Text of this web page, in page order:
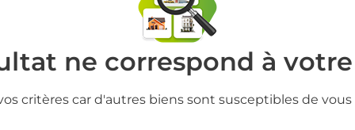
ne correspond à
critères car d'autres biens sont susceptibles de vous